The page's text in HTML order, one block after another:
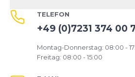
TELEFON
+49 (0)7231 374 00
Montag-Donnerstag: 08:00 -
Freitag: 08:00 - 15:00